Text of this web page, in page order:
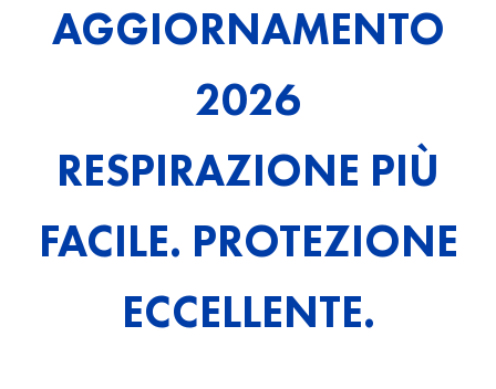
AGGIORNAMENTO
2026
RESPIRAZIONE PIÙ
FACILE. PROTEZIONE
ECCELLENTE.